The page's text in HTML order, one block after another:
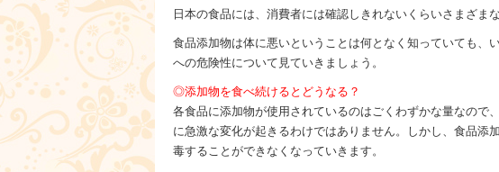
日本の食品には、消費者には確認しきれないくらいさまざま
食品添加物は体に悪いということは何となく知っていても、
への危険性について見ていきましょう。
◎添加物を食べ続けるとどうなる？
各食品に添加物が使用されているのはごくわずかな量なので
に急激な変化が起きるわけではありません。しかし、食品添
毒することができなくなっていきます。